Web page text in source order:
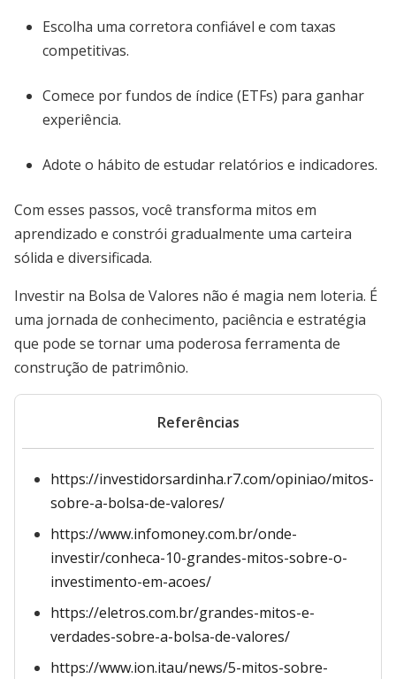
Escolha uma corretora confiável e com taxas
competitivas.
Comece por fundos de índice (ETFs) para ganhar
experiência.
Adote o hábito de estudar relatórios e indicadores.
Com esses passos, você transforma mitos em
aprendizado e constrói gradualmente uma carteira
sólida e diversificada.
Investir na Bolsa de Valores não é magia nem loteria. É
uma jornada de conhecimento, paciência e estratégia
que pode se tornar uma poderosa ferramenta de
construção de patrimônio.
Referências
https://investidorsardinha.r7.com/opiniao/mitos-
sobre-a-bolsa-de-valores/
https://www.infomoney.com.br/onde-
investir/conheca-10-grandes-mitos-sobre-o-
investimento-em-acoes/
https://eletros.com.br/grandes-mitos-e-
verdades-sobre-a-bolsa-de-valores/
https://www.ion.itau/news/5-mitos-sobre-